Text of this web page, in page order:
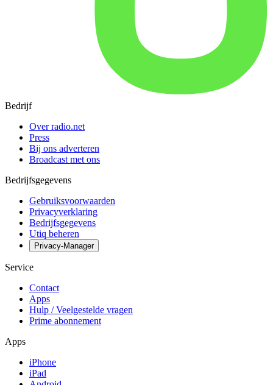
Bedrijf
Over radio.net
Press
Bij ons adverteren
Broadcast met ons
Bedrijfsgegevens
Gebruiksvoorwaarden
Privacyverklaring
Bedrijfsgegevens
Utiq beheren
Privacy-Manager
Service
Contact
Apps
Hulp / Veelgestelde vragen
Prime abonnement
Apps
iPhone
iPad